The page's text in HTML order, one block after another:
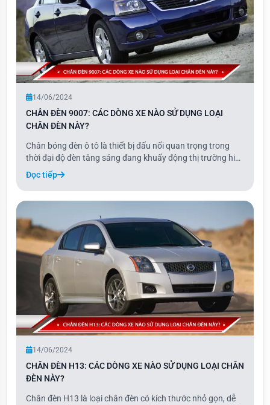
14/06/2024
CHÂN ĐÈN 9007: CÁC DÒNG XE NÀO SỬ DỤNG LOẠI
CHÂN ĐÈN NÀY?
Chân bóng đèn ô tô là thiết bị đấu nối quan trọng trong
thời đại độ đèn tăng sáng đang khuấy động thị trường hiện
nay. Vậy đặc điểm của chân đèn 9007 là gì? Các dòng xe
nào sử dụng loại chân đèn 9007?
Đọc tiếp
14/06/2024
CHÂN ĐÈN H13: CÁC DÒNG XE NÀO SỬ DỤNG LOẠI CHÂN
ĐÈN NÀY?
Chân đèn H13 là loại chân đèn có kích thước nhỏ gọn, dễ